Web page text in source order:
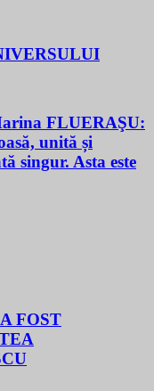
FLUERAŞU:
unită și
singur. Asta este
FOST